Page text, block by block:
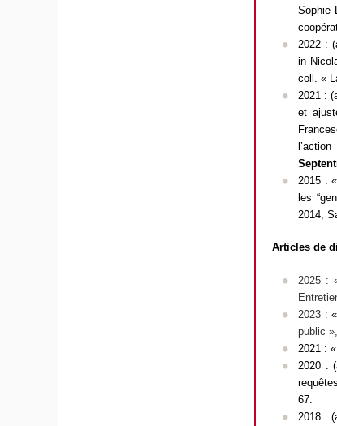
Sophie
2022 :
in
coll. «
2021 :
et
2015 :
les
2014 ,
Articles de
2025 :
2023 :
public
2021 :
2020 :
67.
2018 :